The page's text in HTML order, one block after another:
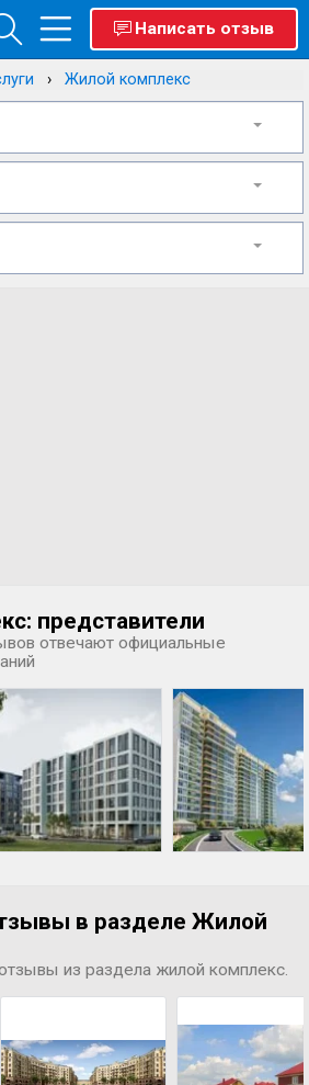
Написать отзыв
Жилой комплекс
представители
отвечают официальные
в разделе Жилой
из раздела жилой комплекс.